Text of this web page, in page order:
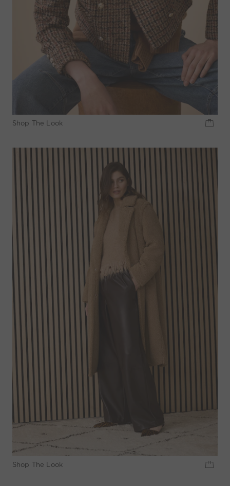
Shop The Look
Shop The Look